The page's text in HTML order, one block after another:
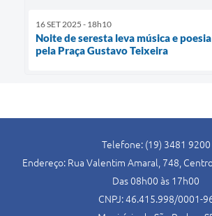
16 SET 2025 - 18h10
Noite de seresta leva música e
pela Praça Gustavo Teixeira
Telefone: (19) 3481 9200
Endereço: Rua Valentim Amaral, 748,
Das 08h00 às 17h00
CNPJ: 46.415.998/0001-